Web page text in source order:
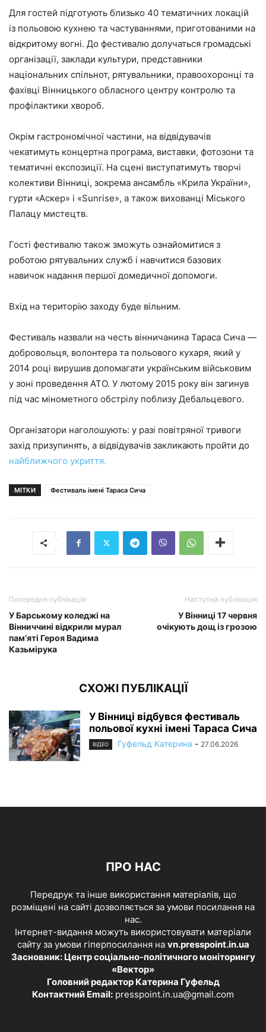
Для гостей підготують близько 40 тематичних локацій
із польовою кухнею та частуваннями, приготованими на
відкритому вогні. До фестивалю долучаться громадські
організації, заклади культури, представники
національних спільнот, рятувальники, правоохоронці та
фахівці Вінницького обласного центру контролю та
профілактики хвороб.
Окрім гастрономічної частини, на відвідувачів
чекатимуть концертна програма, виставки, фотозони та
тематичні експозиції. На сцені виступатимуть творчі
колективи Вінниці, зокрема ансамбль «Крила України»,
гурти «Аскер» і «Sunrise», а також вихованці Міського
Палацу мистецтв.
Гості фестивалю також зможуть ознайомитися з
роботою рятувальних служб і навчитися базових
навичок надання першої домедичної допомоги.
Вхід на територію заходу буде вільним.
Фестиваль назвали на честь вінничанина Тараса Сича —
добровольця, волонтера та польового кухаря, який у
2014 році вирушив допомагати українським військовим
у зоні проведення АТО. У лютому 2015 року він загинув
під час мінометного обстрілу поблизу Дебальцевого.
Організатори наголошують: у разі повітряної тривоги
захід призупинять, а відвідувачів закликають пройти до
найближчого укриття.
МІТКИ Фестиваль імені Тараса Сича
Попередня публікація
У Барському коледжі на
Вінниччині відкрили мурал
пам’яті Героя Вадима
Казьмірука
Наступна публікація
У Вінниці 17 червня
очікують дощ із грозою
СХОЖІ ПУБЛІКАЦІЇ
У Вінниці відбувся фестиваль
польової кухні імені Тараса Сича
ВІДЕО Гуфельд Катерина - 27.06.2026
ПРО НАС
Передрук та інше використання матеріалів, що
розміщені на сайті дозволяється за умови посилання на
нас.
Інтернет-видання можуть використовувати матеріали
сайту за умови гіперпосилання на vn.presspoint.in.ua
Засновник: Центр соціально-політичного моніторингу
«Вектор»
Головний редактор Катерина Гуфельд
Контактний Email: presspoint.in.ua@gmail.com